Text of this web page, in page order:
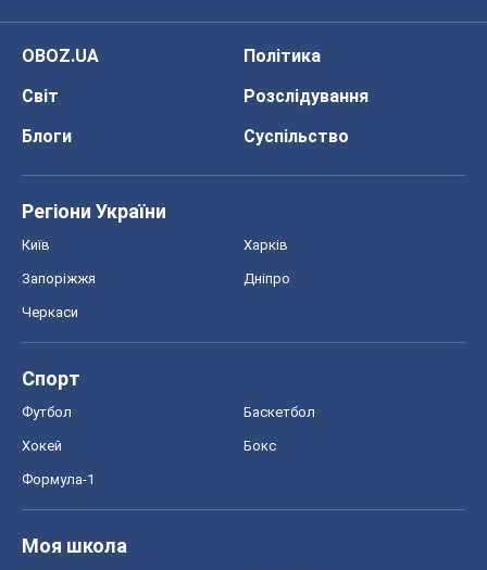
OBOZ.UA
Політика
Світ
Розслідування
Блоги
Суспільство
Регіони України
Київ Харків
Запоріжжя Дніпро
Черкаси
Спорт
Футбол Баскетбол
Хокей Бокс
Формула-1
Моя школа